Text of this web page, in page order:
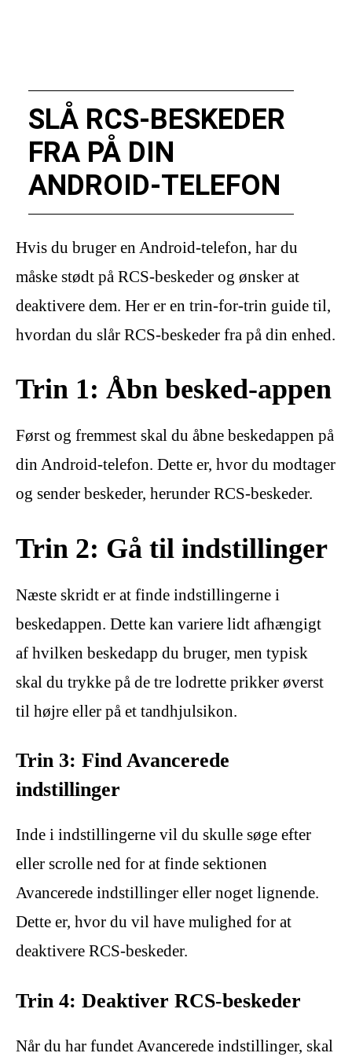
SLÅ RCS-BESKEDER
FRA PÅ DIN
ANDROID-TELEFON
Hvis du bruger en Android-telefon, har du
måske stødt på RCS-beskeder og ønsker at
deaktivere dem. Her er en trin-for-trin guide til,
hvordan du slår RCS-beskeder fra på din enhed.
Trin 1: Åbn besked-appen
Først og fremmest skal du åbne beskedappen på
din Android-telefon. Dette er, hvor du modtager
og sender beskeder, herunder RCS-beskeder.
Trin 2: Gå til indstillinger
Næste skridt er at finde indstillingerne i
beskedappen. Dette kan variere lidt afhængigt
af hvilken beskedapp du bruger, men typisk
skal du trykke på de tre lodrette prikker øverst
til højre eller på et tandhjulsikon.
Trin 3: Find Avancerede
indstillinger
Inde i indstillingerne vil du skulle søge efter
eller scrolle ned for at finde sektionen
Avancerede indstillinger eller noget lignende.
Dette er, hvor du vil have mulighed for at
deaktivere RCS-beskeder.
Trin 4: Deaktiver RCS-beskeder
Når du har fundet Avancerede indstillinger, skal